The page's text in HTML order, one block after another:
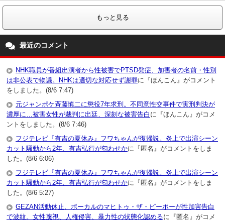
もっと見る
最近のコメント
NHK職員が番組出演者から性被害でPTSD発症、加害者の名前・性別
は非公表で物議。NHKは適切な対応せず謝罪に『ほんこん』がコメント
をしました。(8/6 7:47)
元ジャンポケ斉藤慎二に懲役7年求刑。不同意性交事件で実刑判決が
濃厚に…被害女性が裁判に出廷、深刻な被害告白 に『ほんこん』がコメ
ントをしました。(8/6 7:46)
フジテレビ『有吉の夏休み』フワちゃんが復帰説。炎上で出演シーン
カット騒動から2年、有吉弘行が匂わせかに『匿名』がコメントをしま
した。(8/6 6:06)
フジテレビ『有吉の夏休み』フワちゃんが復帰説。炎上で出演シーン
カット騒動から2年、有吉弘行が匂わせかに『匿名』がコメントをしま
した。(8/6 5:27)
GEZAN活動休止、ボーカルのマヒトゥ・ザ・ピーポーが性加害告白
で波紋。女性蔑視、人権侵害、暴力性の状態化認めるに『匿名』がコメ